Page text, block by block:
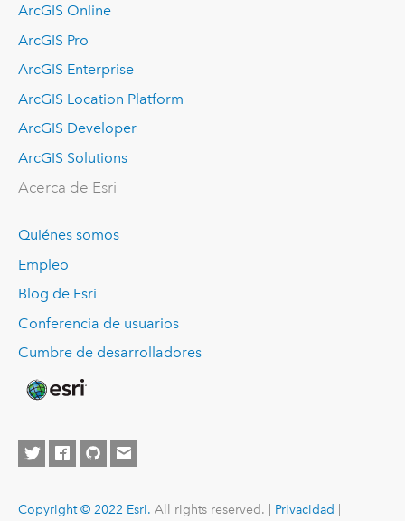
ArcGIS Online
ArcGIS Pro
ArcGIS Enterprise
ArcGIS Location Platform
ArcGIS Developer
ArcGIS Solutions
Acerca de Esri
Quiénes somos
Empleo
Blog de Esri
Conferencia de usuarios
Cumbre de desarrolladores
Copyright © 2022 Esri. All rights reserved. | Privacidad